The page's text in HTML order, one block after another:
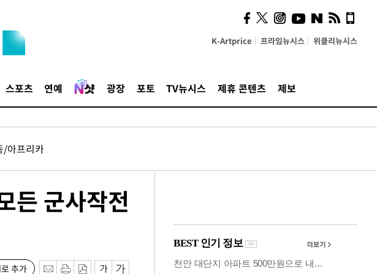
K-Artprice 프라임뉴시스 위클리뉴시스
스포츠 연예 광장 포토 TV뉴시스 제휴 콘텐츠 제보
/아프리카
든 군사작전
추가
시, 스마트폰 액세서리에
NFC 더했다